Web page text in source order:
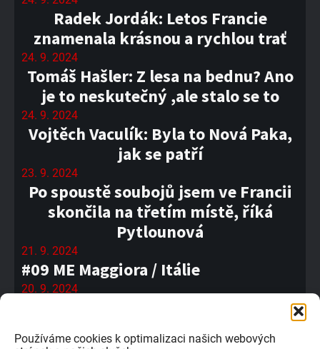
Používáme cookies k optimalizaci našich webových
Radek Jordák: Letos Francie
znamenala krásnou a rychlou trať
24. 9. 2024
Tomáš Hašler: Z lesa na bednu? Ano
je to neskutečný ,ale stalo se to
24. 9. 2024
Vojtěch Vaculík: Byla to Nová Paka,
jak se patří
23. 9. 2024
Po spoustě soubojů jsem ve Francii
skončila na třetím místě, říká
Pytlounová
21. 9. 2024
#09 ME Maggiora / Itálie
20. 9. 2024